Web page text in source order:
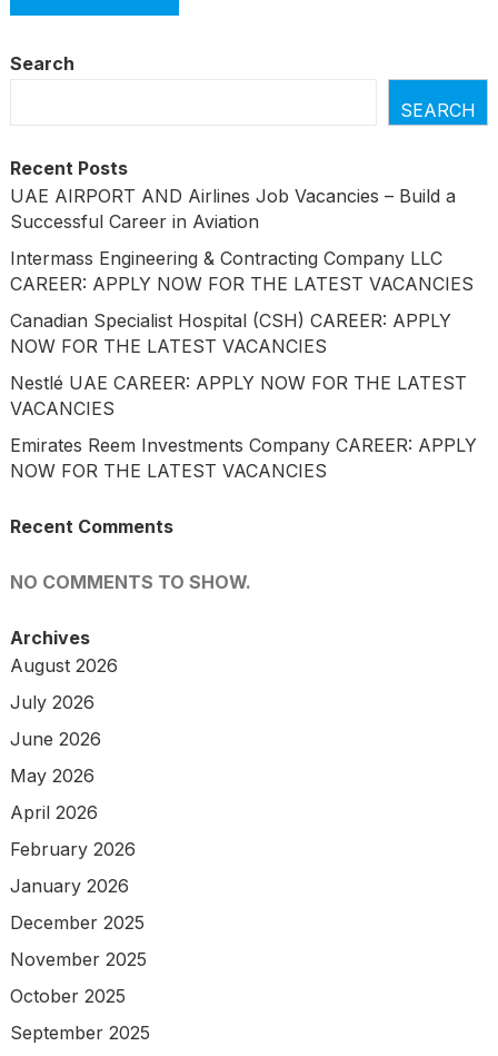
Search
SEARCH
Recent Posts
UAE AIRPORT AND Airlines Job Vacancies – Build a
Successful Career in Aviation
Intermass Engineering & Contracting Company LLC
CAREER: APPLY NOW FOR THE LATEST VACANCIES
Canadian Specialist Hospital (CSH) CAREER: APPLY
NOW FOR THE LATEST VACANCIES
Nestlé UAE CAREER: APPLY NOW FOR THE LATEST
VACANCIES
Emirates Reem Investments Company CAREER: APPLY
NOW FOR THE LATEST VACANCIES
Recent Comments
NO COMMENTS TO SHOW.
Archives
August 2026
July 2026
June 2026
May 2026
April 2026
February 2026
January 2026
December 2025
November 2025
October 2025
September 2025